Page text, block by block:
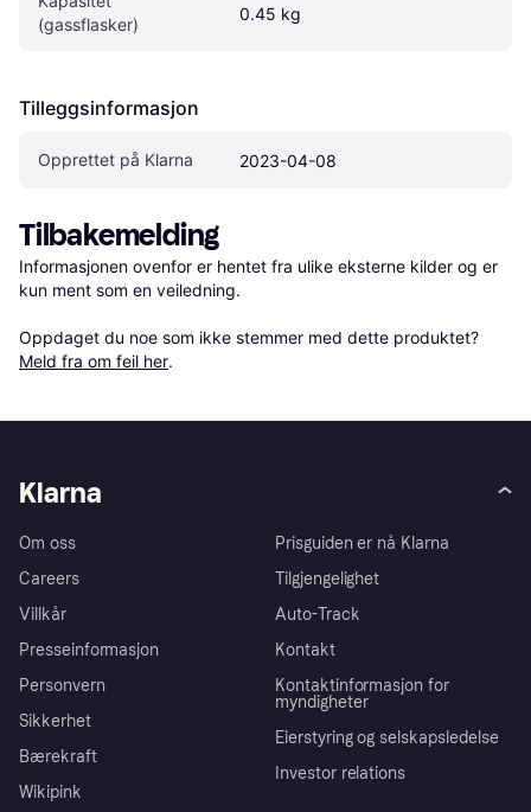
(gassflasker)
0.45 kg
Tilleggsinformasjon
Opprettet på Klarna 2023-04-08
Tilbakemelding
Informasjonen ovenfor er hentet fra ulike eksterne kilder og er
kun ment som en veiledning.
Oppdaget du noe som ikke stemmer med dette produktet?
Meld fra om feil her.
Klarna
Om oss
Careers
Villkår
Presseinformasjon
Personvern
Sikkerhet
Bærekraft
Wikipink
Prisguiden er nå Klarna
Tilgjengelighet
Auto-Track
Kontakt
Kontaktinformasjon for
myndigheter
Eierstyring og selskapsledelse
Investor relations